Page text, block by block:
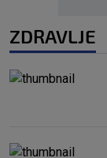
ZDRAVLJE